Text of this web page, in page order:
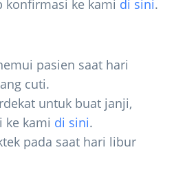
konfirmasi ke kami di sini.
pasien saat hari
cuti.
untuk buat janji,
ke kami di sini.
pada saat hari libur